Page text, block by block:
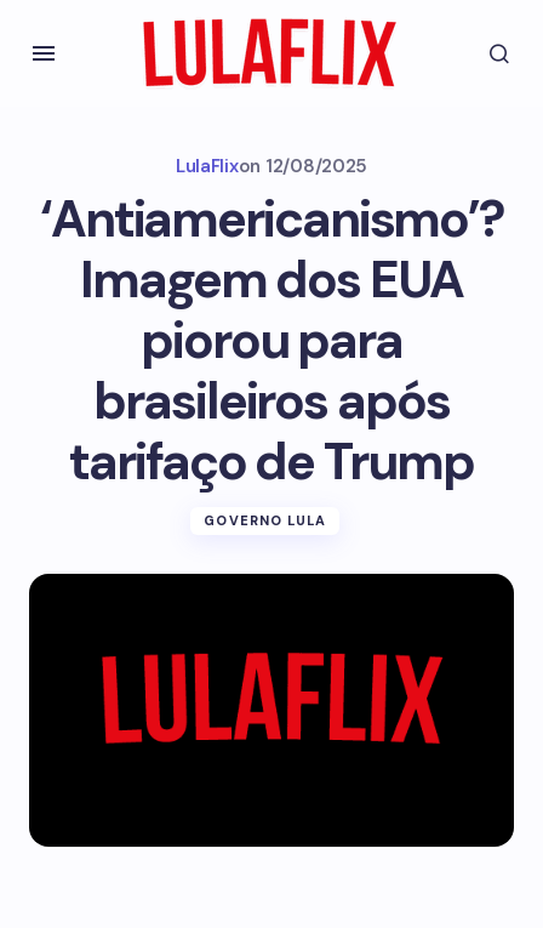
LulaFlixon 12/08/2025
‘Antiamericanismo’?
Imagem dos EUA
piorou para
brasileiros após
tarifaço de Trump
GOVERNO LULA